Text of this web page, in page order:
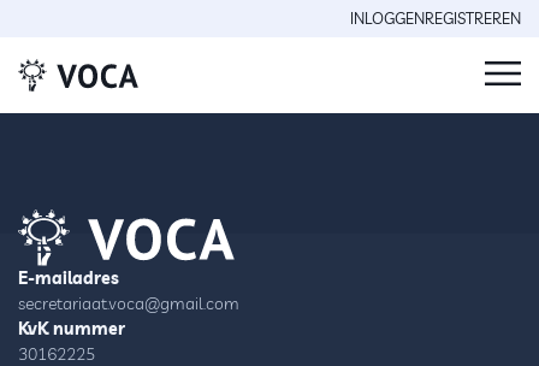
INLOGGENREGISTREREN
E-mailadres
secretariaat.voca@gmail.com
KvK nummer
30162225